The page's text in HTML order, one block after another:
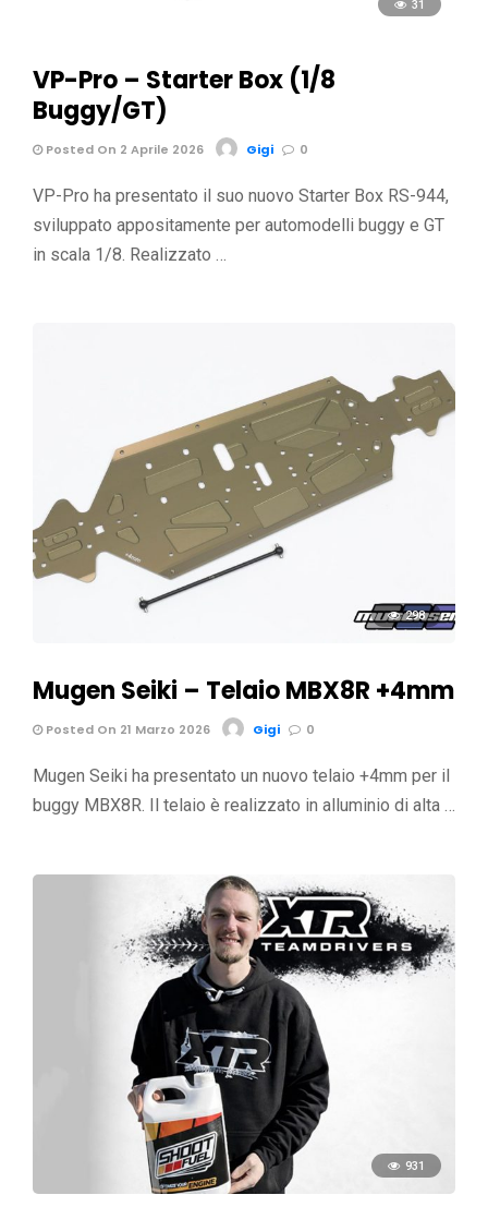
31
VP-Pro – Starter Box (1/8
Buggy/GT)
Posted On 2 Aprile 2026 Gigi 0
VP-Pro ha presentato il suo nuovo Starter Box RS-944,
sviluppato appositamente per automodelli buggy e GT
in scala 1/8. Realizzato …
298
Mugen Seiki – Telaio MBX8R +4mm
Posted On 21 Marzo 2026 Gigi 0
Mugen Seiki ha presentato un nuovo telaio +4mm per il
buggy MBX8R. Il telaio è realizzato in alluminio di alta …
931